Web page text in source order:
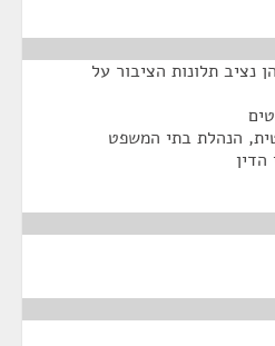
תלונות הציבור על
הנהלת בתי המשפט
הדין